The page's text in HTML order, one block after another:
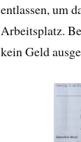
entlassen, um
Arbeitsplatz.
kein Geld